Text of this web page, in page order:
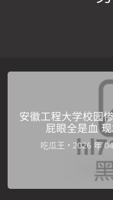
安徽工程大学校园
屁眼全是血
吃瓜王 •